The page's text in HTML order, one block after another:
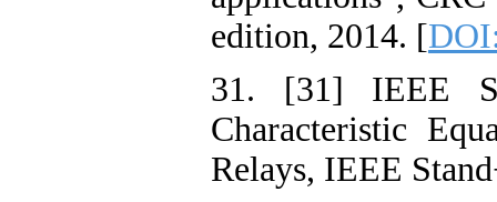
edition, 2014. [
31. [31] IEEE
Characteristic
Relays, IEEE